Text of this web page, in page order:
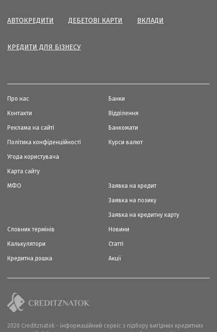
АВТОКРЕДИТИ ДЕБЕТОВІ КАРТИ ВКЛАДИ
КРЕДИТИ ДЛЯ БІЗНЕСУ
Про нас
Контакти
Реклама на сайті
Політика конфіденційності
Угода користувача
Карта сайту
Банки
Відділення
Банкомати
Курси валют
МФО Заявка на кредит
Заявка на позику
Заявка на кредитну карту
Словник термінів
Калькулятори
Кредитна дошка
Новини
Статті
Акції
2020 Creditznatok - інформаційний сервіс з підбору вигідних кредитних